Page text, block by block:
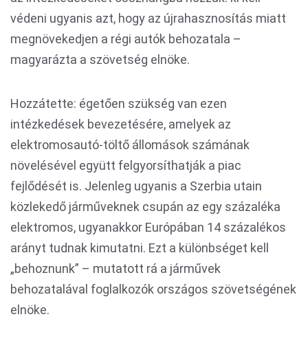
védeni ugyanis azt, hogy az újrahasznosítás miatt
megnövekedjen a régi autók behozatala –
magyarázta a szövetség elnöke.
Hozzátette: égetően szükség van ezen
intézkedések bevezetésére, amelyek az
elektromosautó-töltő állomások számának
növelésével együtt felgyorsíthatják a piac
fejlődését is. Jelenleg ugyanis a Szerbia utain
közlekedő járműveknek csupán az egy százaléka
elektromos, ugyanakkor Európában 14 százalékos
arányt tudnak kimutatni. Ezt a különbséget kell
„behoznunk” – mutatott rá a járművek
behozatalával foglalkozók országos szövetségének
elnöke.